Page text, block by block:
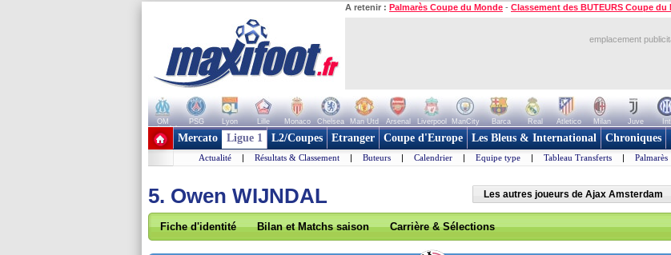
A retenir : Palmarès Coupe du Monde - Classement des BUTEURS Coupe du
emplacement
OM PSG Lyon Lille Monaco Chelsea Man Utd Arsenal Liverpool ManCity Barca Real Atletico Milan Juve
+ de clubs
Mercato Ligue 1 L2/Coupes Etranger Coupe d'Europe Les Bleus & International Chroniques
Actualité | Résultats & Classement | Buteurs | Calendrier | Equipe type | Tableau Transferts | Palmarès
5. Owen WIJNDAL Les autres joueurs de Ajax Amsterdam
Fiche d'identité Bilan et Matchs saison Carrière & Sélections